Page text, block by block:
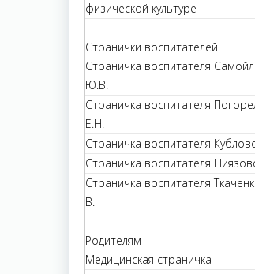
физической культуре
Странички воспитателей
Страничка воспитателя
Ю.В.
Страничка воспитателя
Е.Н.
Страничка воспитателя
Страничка воспитателя
Страничка воспитателя
В.
Родителям
Медицинская страничка